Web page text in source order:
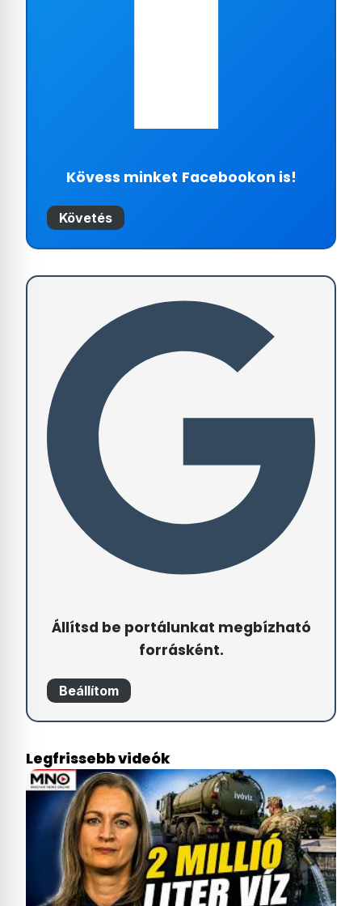
Kövess minket Facebookon is!
Követés
Állítsd be portálunkat megbízható
forrásként.
Beállítom
Legfrissebb videók